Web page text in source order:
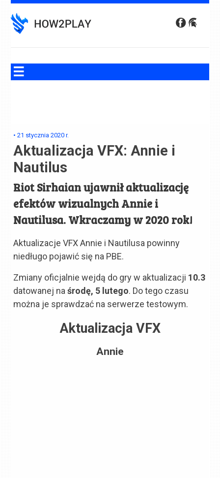
to
content
•21 stycznia 2020 r.
Aktualizacja VFX: Annie i
Nautilus
Riot Sirhaian ujawnił aktualizację
efektów wizualnych Annie i
Nautilusa. Wkraczamy w 2020 rok!
Aktualizacje VFX Annie i Nautilusa powinny
niedługo pojawić się na PBE.
Zmiany oficjalnie wejdą do gry w aktualizacji 10.3
datowanej naśrodę, 5 lutego. Do tego czasu
można je sprawdzać na serwerze testowym.
Aktualizacja VFX
Annie